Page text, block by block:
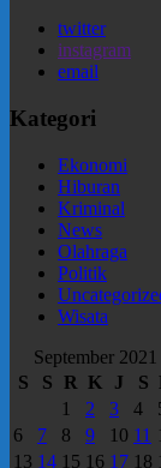
twitter
instagram
email
Kategori
Ekonomi
Hiburan
Kriminal
News
Olahraga
Politik
Wisata
September 2021
S
S R K J S
1
2 3 4
6
7 8 9 10 11
13 14 15 16 17 18